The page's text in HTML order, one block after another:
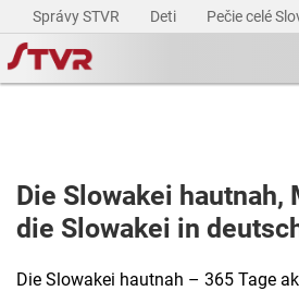
Správy STVR Deti Pečie celé
Die Slowakei hautnah,
die Slowakei in
Die Slowakei hautnah – 365 Tage